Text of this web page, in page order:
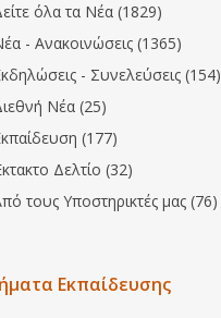
όλα τα Νέα (1829)
- Ανακοινώσεις (1365)
- Συνελεύσεις (154)
Νέα (25)
(177)
Δελτίο (32)
τους Υποστηρικτές μας (76)
Εκπαίδευσης